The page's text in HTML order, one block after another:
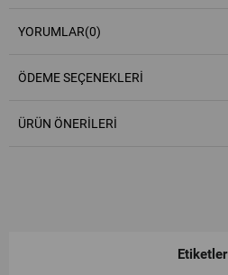
YORUMLAR(0)
ÖDEME SEÇENEKLERI
ÜRÜN ÖNERILERI
Etiketler